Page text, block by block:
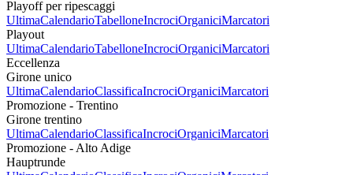
Playoff per ripescaggi
UltimaCalendarioTabelloneIncrociOrganiciMarcatori
Playout
UltimaCalendarioTabelloneIncrociOrganiciMarcatori
Eccellenza
Girone unico
UltimaCalendarioClassificaIncrociOrganiciMarcatori
Promozione - Trentino
Girone trentino
UltimaCalendarioClassificaIncrociOrganiciMarcatori
Promozione - Alto Adige
Hauptrunde